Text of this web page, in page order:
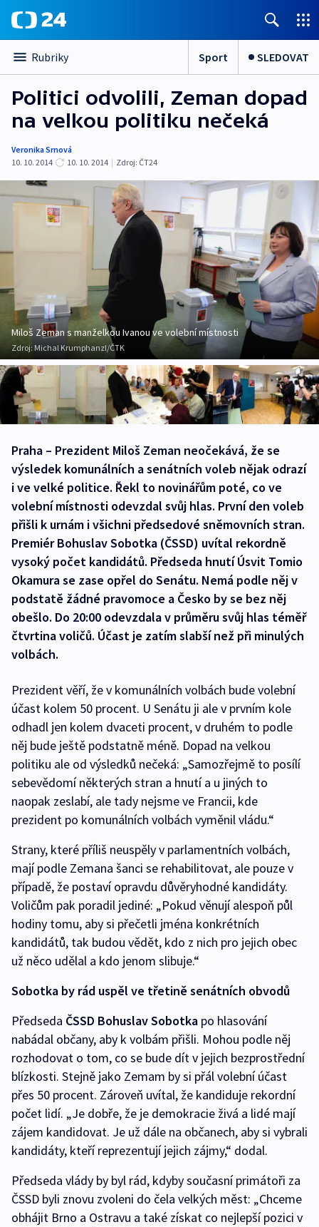
Rubriky Sport SLEDOVAT
Politici odvolili, Zeman dopad
na velkou politiku nečeká
Veronika Srnová
10. 10. 2014
10. 10. 2014 | Zdroj: ČT24
Miloš Zeman s manželkou Ivanou ve volební místnosti
Zdroj: Michal Krumphanzl/ČTK
Praha – Prezident Miloš Zeman neočekává, že se
výsledek komunálních a senátních voleb nějak odrazí
i ve velké politice. Řekl to novinářům poté, co ve
volební místnosti odevzdal svůj hlas. První den voleb
přišli k urnám i všichni předsedové sněmovních stran.
Premiér Bohuslav Sobotka (ČSSD) uvítal rekordně
vysoký počet kandidátů. Předseda hnutí Úsvit Tomio
Okamura se zase opřel do Senátu. Nemá podle něj v
podstatě žádné pravomoce a Česko by se bez něj
obešlo. Do 20:00 odevzdala v průměru svůj hlas téměř
čtvrtina voličů. Účast je zatím slabší než při minulých
volbách.
Prezident věří, že v komunálních volbách bude volební
účast kolem 50 procent. U Senátu ji ale v prvním kole
odhadl jen kolem dvaceti procent, v druhém to podle
něj bude ještě podstatně méně. Dopad na velkou
politiku ale od výsledků nečeká: „Samozřejmě to posílí
sebevědomí některých stran a hnutí a u jiných to
naopak zeslabí, ale tady nejsme ve Francii, kde
prezident po komunálních volbách vyměnil vládu.“
Strany, které příliš neuspěly v parlamentních volbách,
mají podle Zemana šanci se rehabilitovat, ale pouze v
případě, že postaví opravdu důvěryhodné kandidáty.
Voličům pak poradil jediné: „Pokud věnují alespoň půl
hodiny tomu, aby si přečetli jména konkrétních
kandidátů, tak budou vědět, kdo z nich pro jejich obec
už něco udělal a kdo jenom slibuje.“
Sobotka by rád uspěl ve třetině senátních obvodů
Předseda ČSSD Bohuslav Sobotka po hlasování
nabádal občany, aby k volbám přišli. Mohou podle něj
rozhodovat o tom, co se bude dít v jejich bezprostřední
blízkosti. Stejně jako Zemam by si přál volební účast
přes 50 procent. Zároveň uvítal, že kandiduje rekordní
počet lidí. „Je dobře, že je demokracie živá a lidé mají
zájem kandidovat. Je už dále na občanech, aby si vybrali
kandidáty, kteří reprezentují jejich zájmy,“ dodal.
Předseda vlády by byl rád, kdyby současní primátoři za
ČSSD byli znovu zvoleni do čela velkých měst: „Chceme
obhájit Brno a Ostravu a také získat co nejlepší pozici v